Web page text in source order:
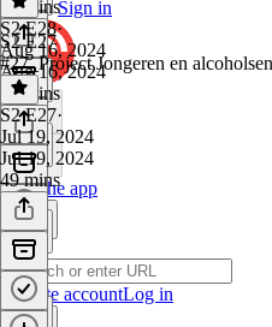
Sign in
Get the app
Create accountLog in
42 mins
S2 E28·
Aug 16, 2024
Aug 16, 2024
54 mins
S2 E27
#27_Project Jongeren en
S2 E27·
Jul 19, 2024
Jul 19, 2024
49 mins